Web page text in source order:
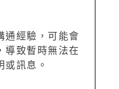
通經驗，可能會
導致暫時無法在
或訊息。